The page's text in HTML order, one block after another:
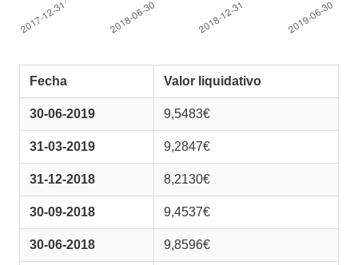
Fecha Valor liquidativo
30-06-2019 9,5483€
31-03-2019 9,2847€
31-12-2018 8,2130€
30-09-2018 9,4537€
30-06-2018 9,8596€